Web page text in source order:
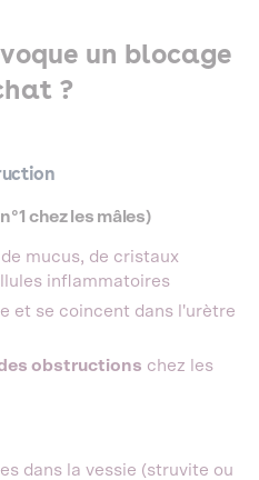
un blocage
?
chez les mâles)
mucus, de cristaux
inflammatoires
et se coincent dans l'urètre
obstructions chez les
dans la vessie (struvite ou